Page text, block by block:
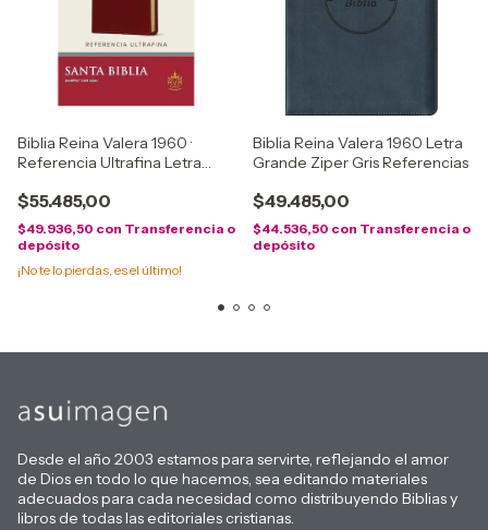
Biblia Reina Valera 1960 ·
Referencia Ultrafina Letra
$55.485,00
$49.936,50 con Transferencia o
depósito
¡No te lo pierdas, es el último!
Biblia Reina Valera 1960 Letra
Grande Ziper Gris Referencias
$49.485,00
$44.536,50 con Transferencia o
depósito
Desde el año 2003 estamos para servirte, reflejando el amor
de Dios en todo lo que hacemos, sea editando materiales
adecuados para cada necesidad como distribuyendo Biblias y
libros de todas las editoriales cristianas.